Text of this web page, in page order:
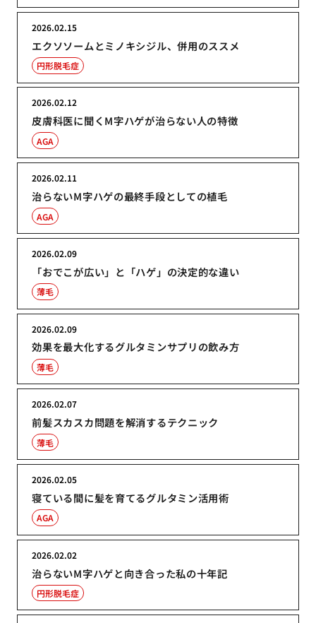
エクソソームとミノキシジル、併用のススメ
2026.02.15
円形脱毛症
皮膚科医に聞くM字ハゲが治らない人の特徴
2026.02.12
AGA
治らないM字ハゲの最終手段としての植毛
2026.02.11
AGA
「おでこが広い」と「ハゲ」の決定的な違い
2026.02.09
薄毛
効果を最大化するグルタミンサプリの飲み方
2026.02.09
薄毛
前髪スカスカ問題を解消するテクニック
2026.02.07
薄毛
寝ている間に髪を育てるグルタミン活用術
2026.02.05
AGA
治らないM字ハゲと向き合った私の十年記
2026.02.02
円形脱毛症